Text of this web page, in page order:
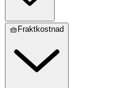
🧺Fraktkostnad